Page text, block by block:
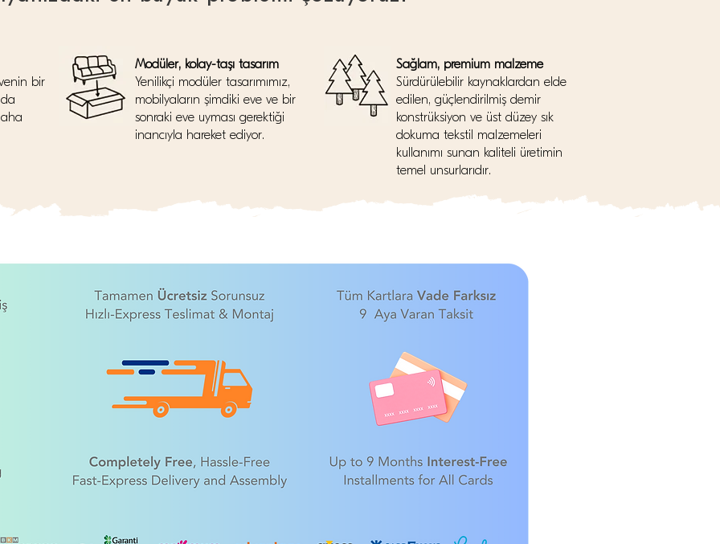
bir
Modüler, kolay-taşı tasarım
Yenilikçi modüler tasarımımız,
mobilyaların şimdiki eve ve bir
sonraki eve uyması gerektiği
inancıyla hareket ediyor.
Sağlam, premium malzeme
Sürdürülebilir kaynaklardan elde
edilen, güçlendirilmiş demir
konstrüksiyon ve üst düzey sık
dokuma tekstil malzemeleri
kullanımı sunan kaliteli üretimin
temel unsurlarıdır.